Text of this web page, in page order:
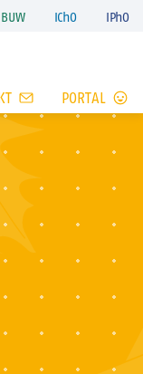
BUW IChO IPhO
PORTAL